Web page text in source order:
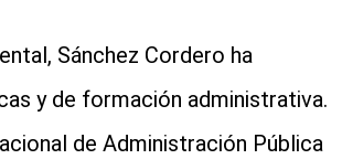
Sánchez Cordero ha
y de formación administrativa.
de Administración Pública